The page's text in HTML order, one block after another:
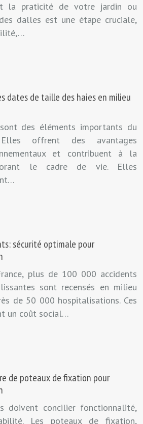
la praticité de votre jardin ou
dalles est une étape cruciale,
dates de taille des haies en milieu
des éléments importants du
offrent des avantages
et contribuent à la
le cadre de vie. Elles
sécurité optimale pour
plus de 100 000 accidents
sont recensés en milieu
de 50 000 hospitalisations. Ces
un coût social…
de poteaux de fixation pour
doivent concilier fonctionnalité,
Les poteaux de fixation,